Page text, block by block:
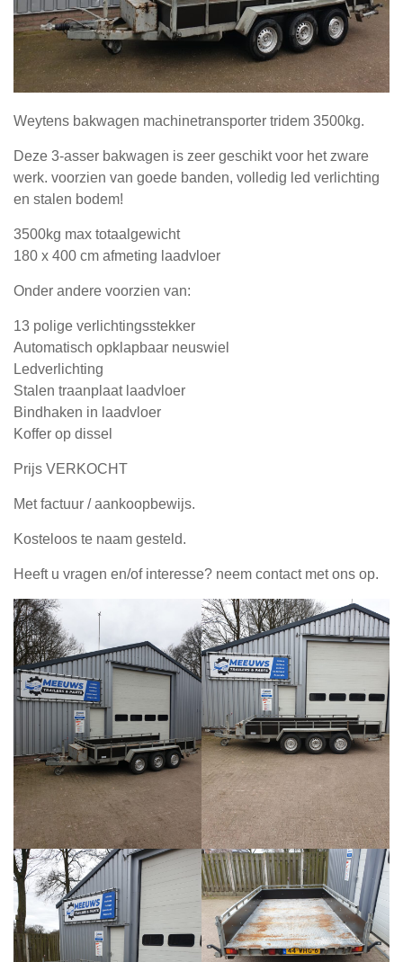
Weytens bakwagen machinetransporter tridem 3500kg.
Deze 3-asser bakwagen is zeer geschikt voor het zware
werk. voorzien van goede banden, volledig led verlichting
en stalen bodem!
3500kg max totaalgewicht
180 x 400 cm afmeting laadvloer
Onder andere voorzien van:
13 polige verlichtingsstekker
Automatisch opklapbaar neuswiel
Ledverlichting
Stalen traanplaat laadvloer
Bindhaken in laadvloer
Koffer op dissel
Prijs VERKOCHT
Met factuur / aankoopbewijs.
Kosteloos te naam gesteld.
Heeft u vragen en/of interesse? neem contact met ons op.